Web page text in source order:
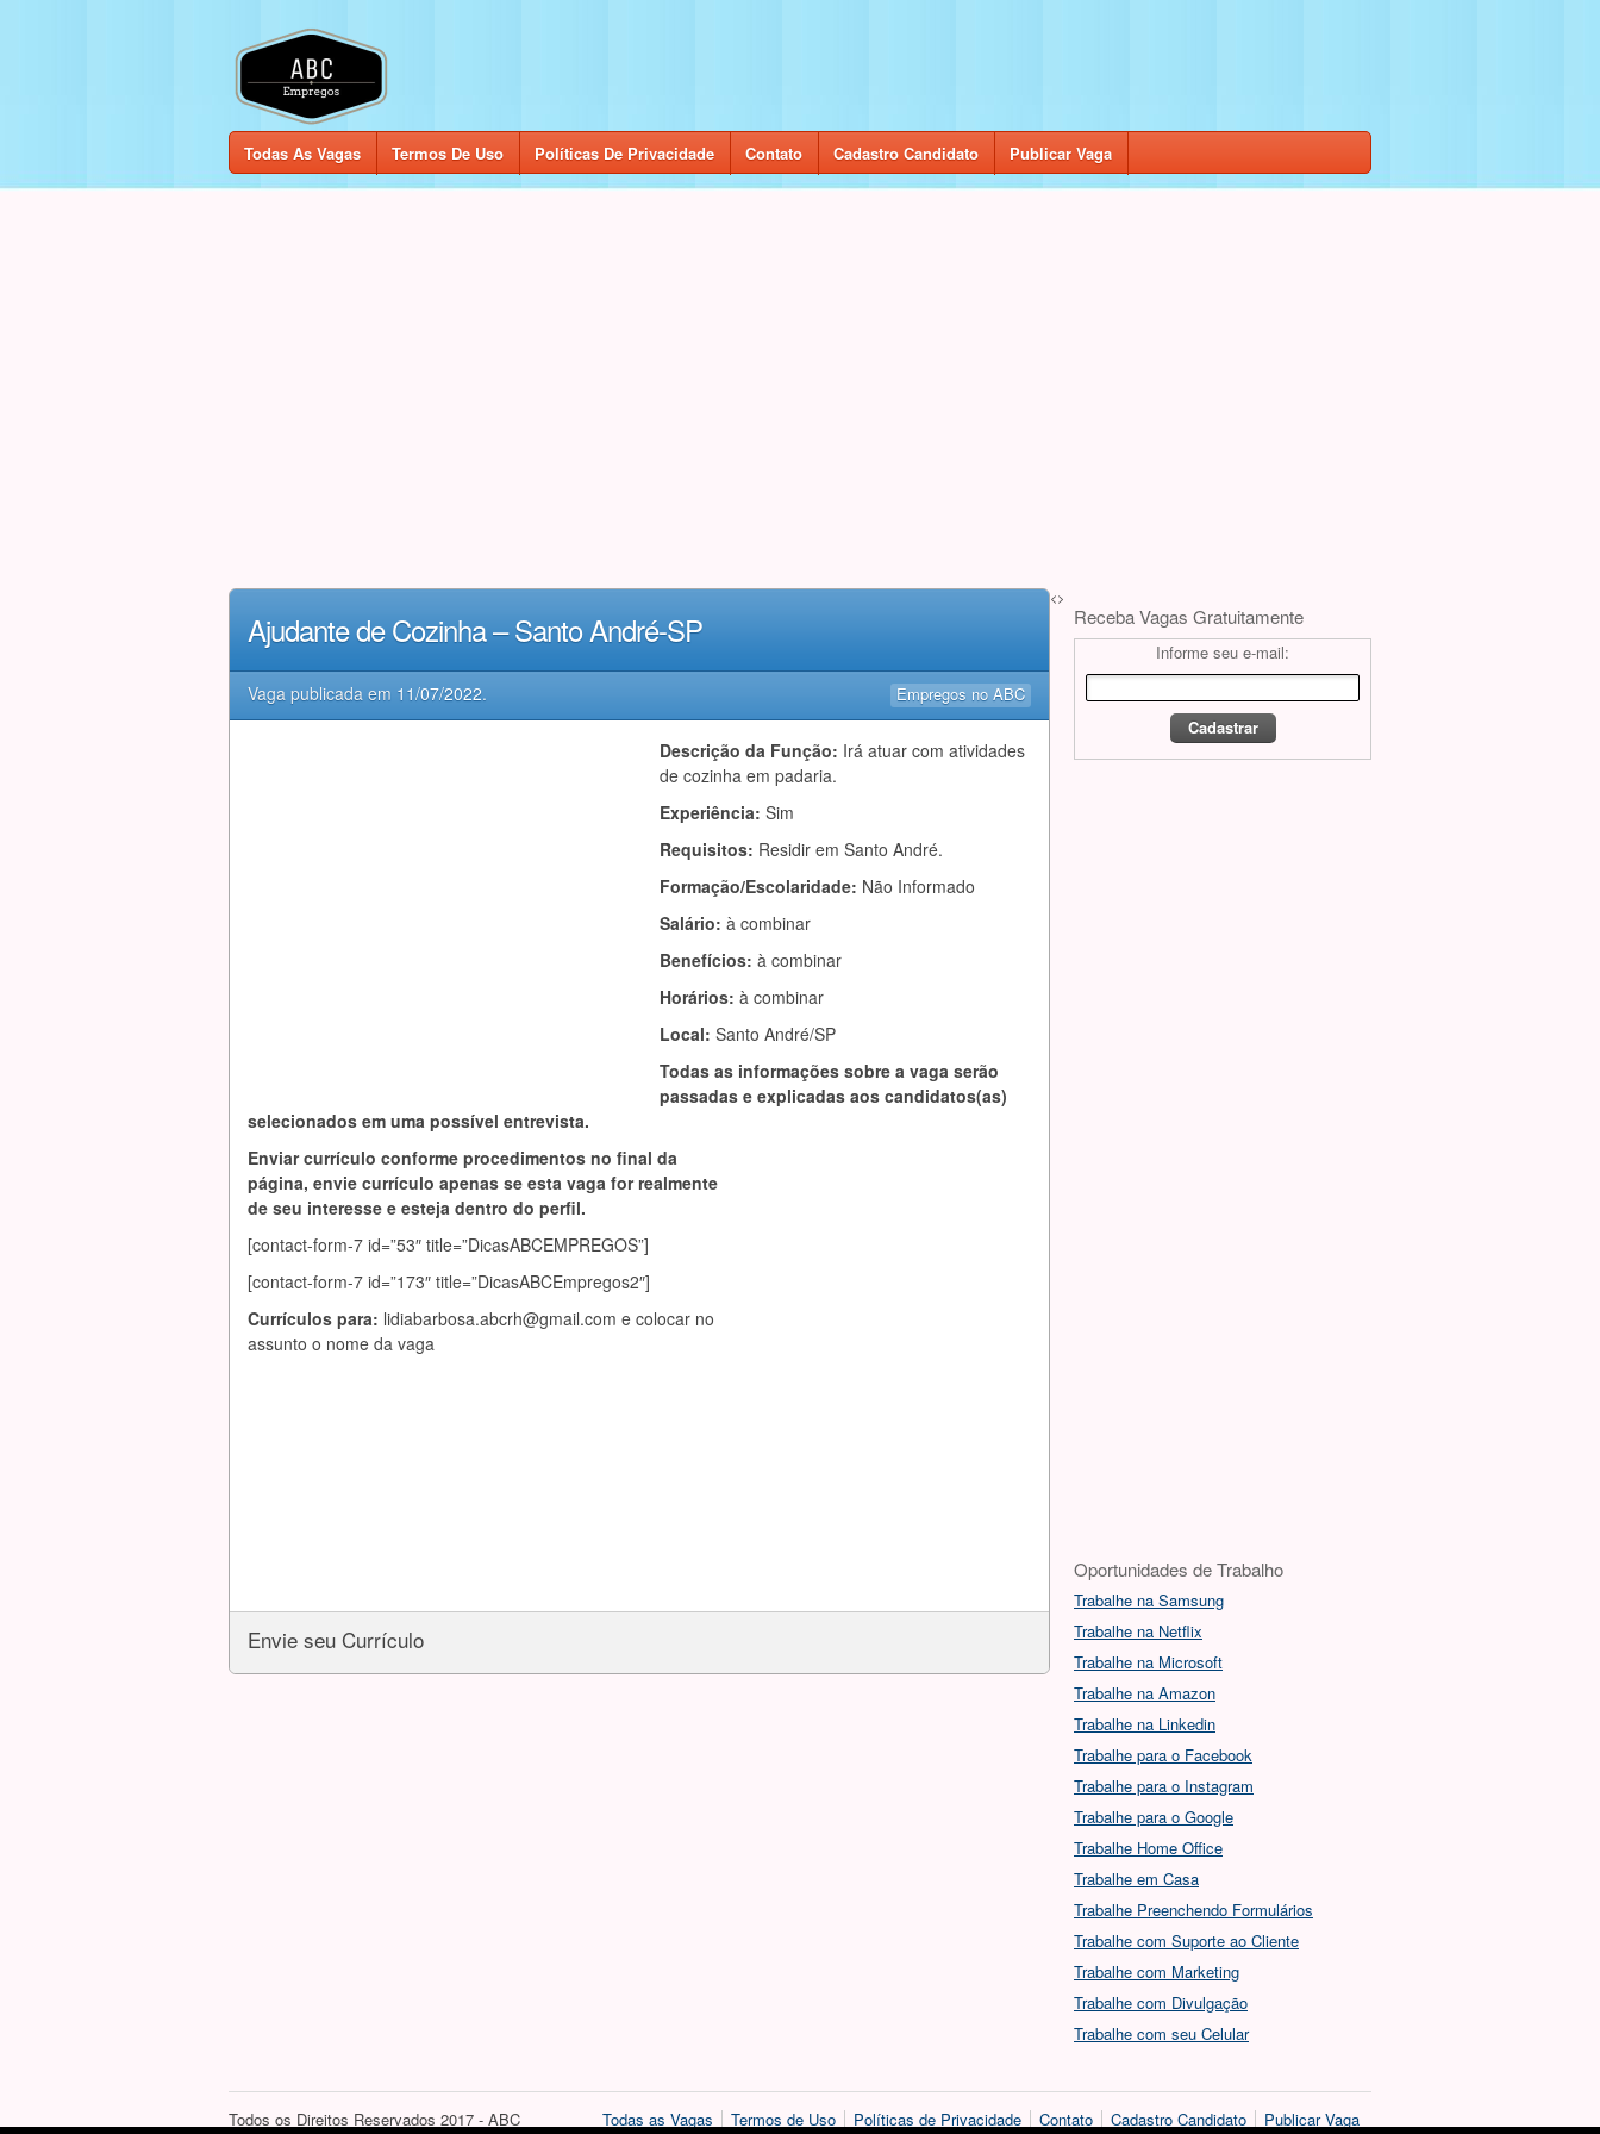
Todas As Vagas Termos De Uso Políticas De Privacidade Contato Cadastro Candidato Publicar Vaga
<>
Ajudante de Cozinha – Santo André-SP
Empregos no ABC
Vaga publicada em 11/07/2022.
Descrição da Função: Irá atuar com atividades
de cozinha em padaria.
Experiência: Sim
Requisitos: Residir em Santo André.
Formação/Escolaridade: Não Informado
Salário: à combinar
Benefícios: à combinar
Horários: à combinar
Local: Santo André/SP
Todas as informações sobre a vaga serão
passadas e explicadas aos candidatos(as)
selecionados em uma possível entrevista.
Enviar currículo conforme procedimentos no final da
página, envie currículo apenas se esta vaga for realmente
de seu interesse e esteja dentro do perfil.
[contact-form-7 id=”53″ title=”DicasABCEMPREGOS”]
[contact-form-7 id=”173″ title=”DicasABCEmpregos2″]
Currículos para: lidiabarbosa.abcrh@gmail.com e colocar no
assunto o nome da vaga
Envie seu Currículo
Receba Vagas Gratuitamente
Informe seu e-mail:
Oportunidades de Trabalho
Trabalhe na Samsung
Trabalhe na Netflix
Trabalhe na Microsoft
Trabalhe na Amazon
Trabalhe na Linkedin
Trabalhe para o Facebook
Trabalhe para o Instagram
Trabalhe para o Google
Trabalhe Home Office
Trabalhe em Casa
Trabalhe Preenchendo Formulários
Trabalhe com Suporte ao Cliente
Trabalhe com Marketing
Trabalhe com Divulgação
Trabalhe com seu Celular
Todas as Vagas Termos de Uso Políticas de Privacidade Contato Cadastro Candidato Publicar Vaga
Todos os Direitos Reservados 2017 - ABC